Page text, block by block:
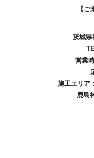
【ご
茨城
営業
施工エリア：
鹿島